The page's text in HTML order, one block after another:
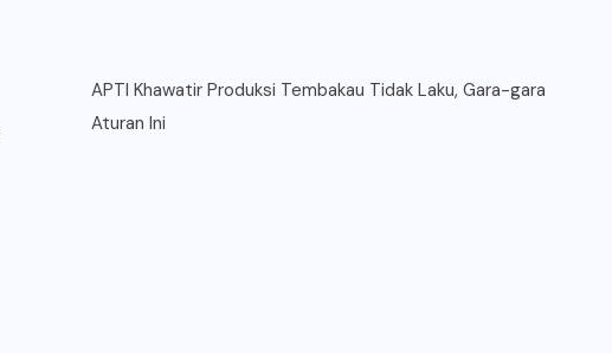
APTI Khawatir Produksi Tembakau Tidak Laku, Gara-gara
Aturan Ini